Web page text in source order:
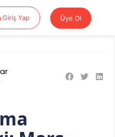
Giriş YapGiriş Yap Üye Ol